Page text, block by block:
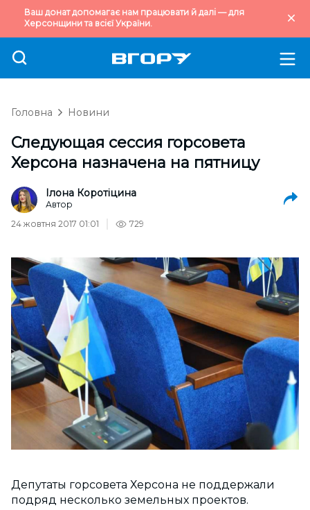
Ваш донат допомагає нам працювати й далі — для
Херсонщини та всієї України.
Головна Новини
Следующая сессия горсовета
Херсона назначена на пятницу
Ілона Коротіцина
Автор
24 жовтня 2017 01:01
729
Депутаты горсовета Херсона не поддержали
подряд несколько земельных проектов.